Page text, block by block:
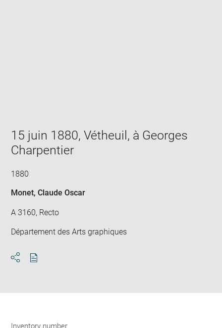
window
15 juin 1880, Vétheuil, à Georges
Charpentier
1880
Monet, Claude Oscar
A 3160, Recto
Département des Arts graphiques
Inventory number